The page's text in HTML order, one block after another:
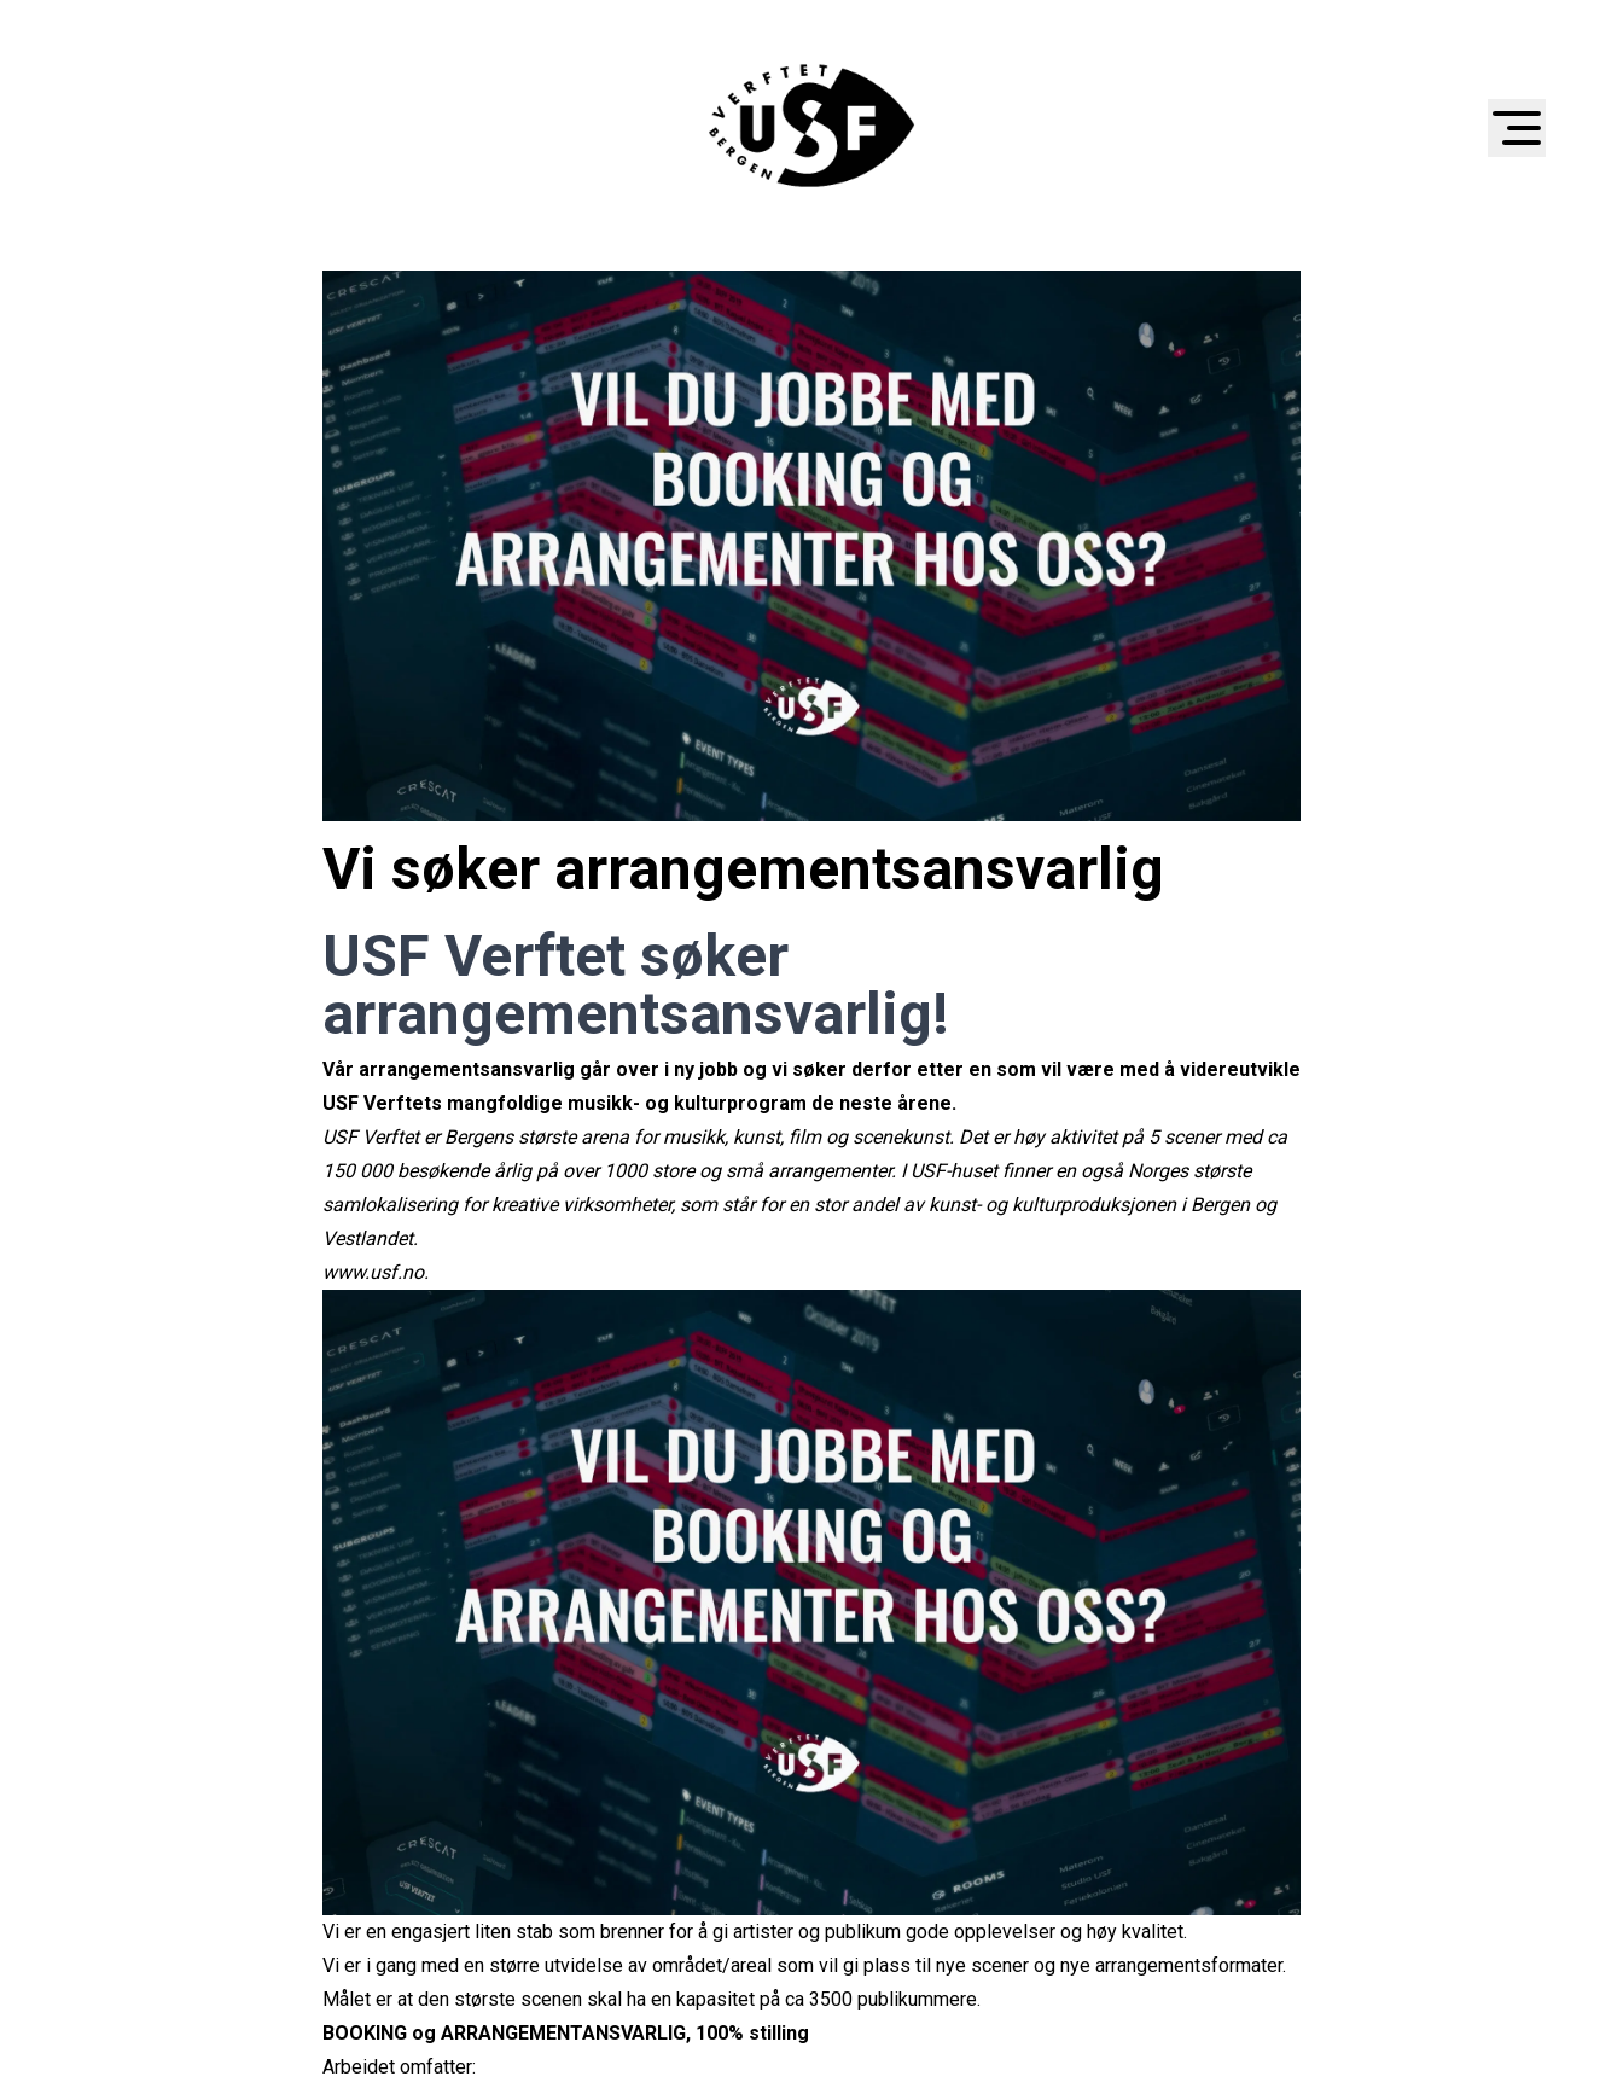
Vi søker arrangementsansvarlig
USF Verftet søker
arrangementsansvarlig!
Vår arrangementsansvarlig går over i ny jobb og vi søker derfor etter en som vil være med å videreutvikle
USF Verftets mangfoldige musikk- og kulturprogram de neste årene.
USF Verftet er Bergens største arena for musikk, kunst, film og scenekunst. Det er høy aktivitet på 5 scener med ca
150 000 besøkende årlig på over 1000 store og små arrangementer. I USF-huset finner en også Norges største
samlokalisering for kreative virksomheter, som står for en stor andel av kunst- og kulturproduksjonen i Bergen og
Vestlandet.
www.usf.no.
Vi er en engasjert liten stab som brenner for å gi artister og publikum gode opplevelser og høy kvalitet.
Vi er i gang med en større utvidelse av området/areal som vil gi plass til nye scener og nye arrangementsformater.
Målet er at den største scenen skal ha en kapasitet på ca 3500 publikummere.
BOOKING og ARRANGEMENTANSVARLIG, 100% stilling
Arbeidet omfatter: